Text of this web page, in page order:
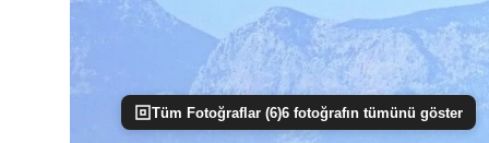
Tüm Fotoğraflar (6)6 fotoğrafın tümünü göster